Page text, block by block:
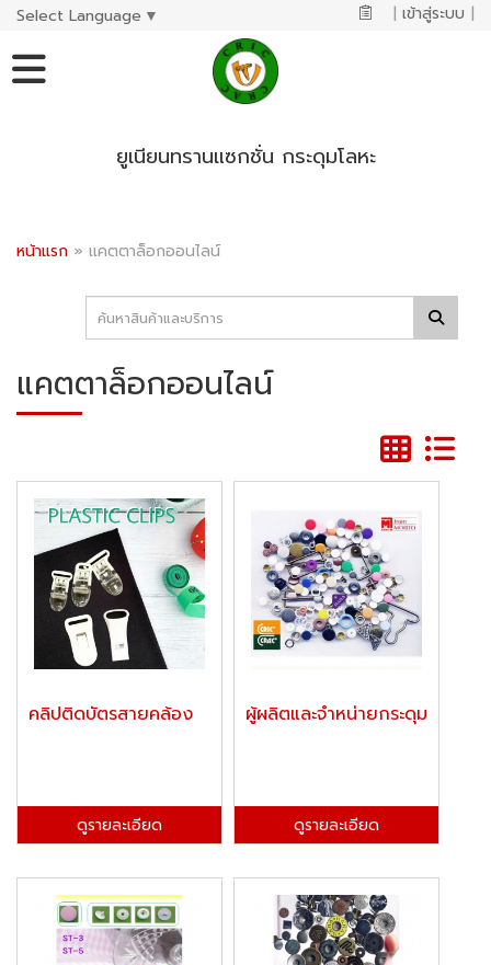
Select Language ▼ | เข้าสู่ระบบ |
ยูเนียนทรานแซกชั่น กระดุมโลหะ
หน้าแรก » แคตตาล็อกออนไลน์
แคตตาล็อกออนไลน์
คลิปติดบัตรสายคล้อง
ดูรายละเอียด
ผู้ผลิตและจำหน่ายกระดุม
ดูรายละเอียด